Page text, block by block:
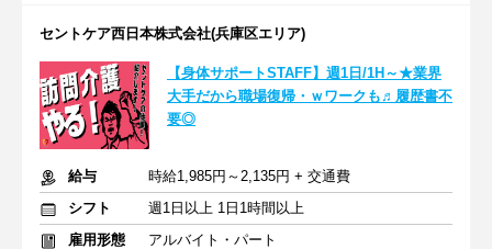
セントケア西日本株式会社(兵庫区エリア)
【身体サポートSTAFF】週1日/1H～★業界
大手だから職場復帰・ｗワークも♬履歴書不
要◎
給与
時給1,985円～2,135円 + 交通費
シフト
週1日以上 1日1時間以上
雇用形態
アルバイト・パート